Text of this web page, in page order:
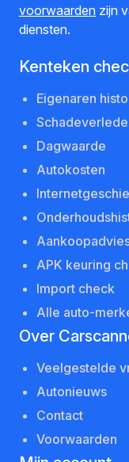
voorwaarden zijn
diensten.
Kenteken
Eigenaren
Dagwaarde
Autokosten
APK keuring
Import check
Alle auto-
Over
Veelgestelde
Autonieuws
Contact
Voorwaarden